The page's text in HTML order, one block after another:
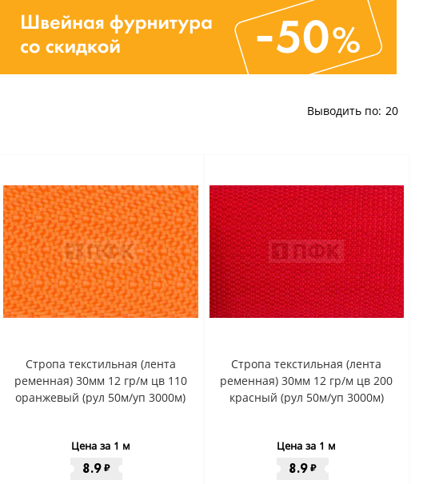
Выводить по: 20
Стропа текстильная (лента
ременная) 30мм 12 гр/м цв 110
оранжевый (рул 50м/уп 3000м)
Цена за 1 м
8.9₽
Стропа текстильная (лента
ременная) 30мм 12 гр/м цв 200
красный (рул 50м/уп 3000м)
Цена за 1 м
8.9₽